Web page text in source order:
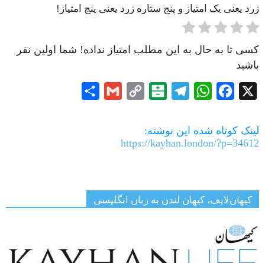
زرد یعنی یک امتیاز و پنج ستاره زرد یعنی پنج امتیاز!
کسی تا به حال به این مطلب امتیاز نداده! شما اولین نفر
باشید
X
Facebook
WhatsApp
Telegram
Balatarin
Copy
Gmail
لینک کوتاه شده این نوشته:
https://kayhan.london/?p=34612
کیهان‌لایف، کیهان لندن به زبان انگلیسی